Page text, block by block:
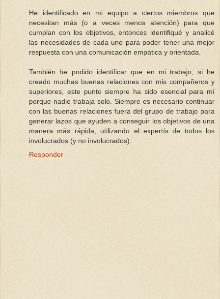
He identificado en mi equipo a ciertos miembros que
necesitan más (o a veces menos atención) para que
cumplan con los objetivos, entonces identifiqué y analicé
las necesidades de cada uno para poder tener una mejor
respuesta con una comunicación empática y orientada.
También he podido identificar que en mi trabajo, si he
creado muchas buenas relaciones con mis compañeros y
superiores, este punto siempre ha sido esencial para mí
porque nadie trabaja solo. Siempre es necesario continuar
con las buenas relaciones fuera del grupo de trabajo para
generar lazos que ayuden a conseguir los objetivos de una
manera más rápida, utilizando el expertís de todos los
involucrados (y no involucrados).
Responder